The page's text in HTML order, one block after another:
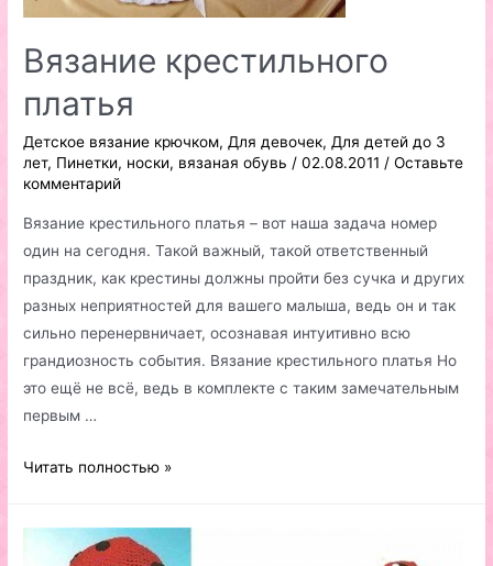
Вязание крестильного
платья
Детское вязание крючком,Для девочек,Для детей до 3
лет, Пинетки, носки, вязаная обувь /02.08.2011 /Оставьте
комментарий
Вязание крестильного платья – вот наша задача номер
один на сегодня. Такой важный, такой ответственный
праздник, как крестины должны пройти без сучка и других
разных неприятностей для вашего малыша, ведь он и так
сильно перенервничает, осознавая интуитивно всю
грандиозность события. Вязание крестильного платья Но
это ещё не всё, ведь в комплекте с таким замечательным
первым …
Вязание
Читать полностью »